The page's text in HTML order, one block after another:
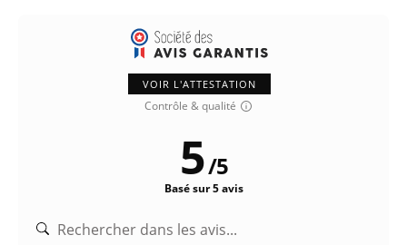
VOIR L'ATTESTATION
Contrôle & qualité
5/5
Basé sur 5 avis